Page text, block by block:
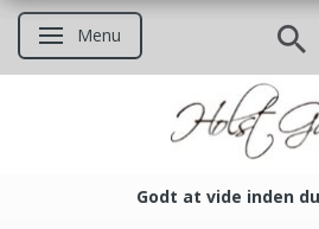
Skifte navigation
Menu
Godt at vide inden